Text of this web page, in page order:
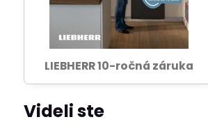
LIEBHERR 10-ročná záruka
Videli ste